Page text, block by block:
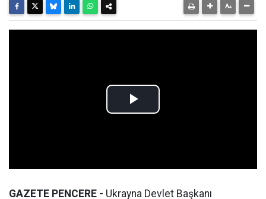
GAZETE PENCERE - Ukrayna Devlet Başkanı